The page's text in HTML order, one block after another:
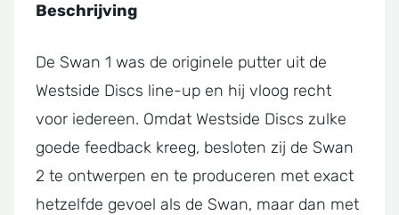
Beschrijving
De Swan 1 was de originele putter uit de
Westside Discs line-up en hij vloog recht
voor iedereen. Omdat Westside Discs zulke
goede feedback kreeg, besloten zij de Swan
2 te ontwerpen en te produceren met exact
hetzelfde gevoel als de Swan, maar dan met